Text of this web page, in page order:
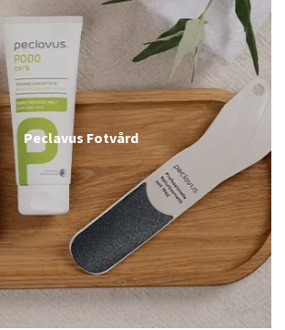
Peclavus Fotvård